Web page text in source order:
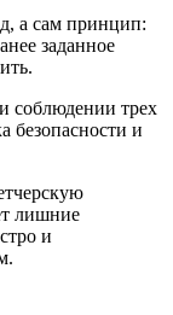
а сам принцип:
заданное
соблюдении трех
безопасности и
лишние
и